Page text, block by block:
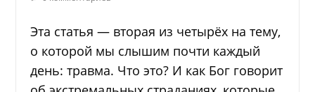
Эта статья — вторая из четырёх на тему,
о которой мы слышим почти каждый
день: травма. Что это? И как Бог говорит